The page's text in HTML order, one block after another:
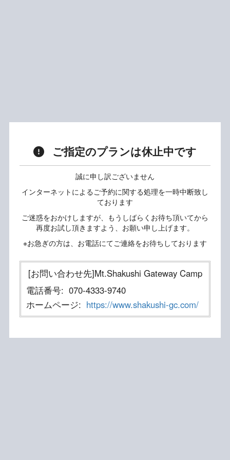
ご指定のプランは休止中です
誠に申し訳ございません
インターネットによるご予約に関する処理を一時中断致し
ております
ご迷惑をおかけしますが、もうしばらくお待ち頂いてから
再度お試し頂きますよう、お願い申し上げます。
※お急ぎの方は、お電話にてご連絡をお待ちしております
[お問い合わせ先]Mt.Shakushi Gateway Camp
電話番号: 070-4333-9740
ホームページ: https://www.shakushi-gc.com/